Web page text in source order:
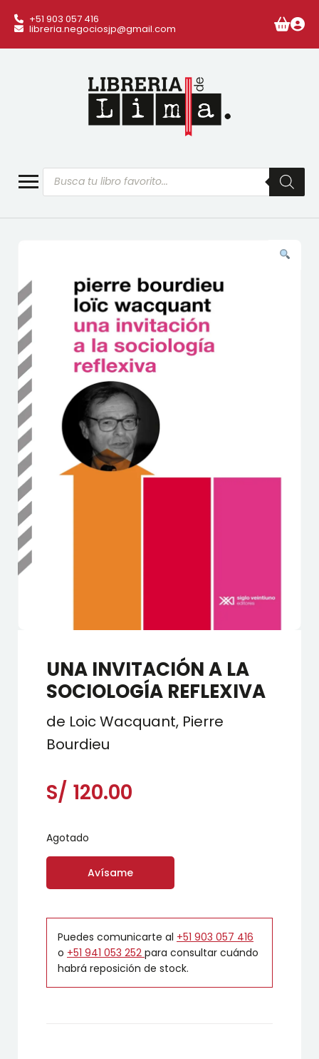
+51 903 057 416
libreria.negociosjp@gmail.com
Búsqueda
de
productos
UNA INVITACIÓN A LA
SOCIOLOGÍA REFLEXIVA
de Loic Wacquant, Pierre
Bourdieu
S/ 120.00
Agotado
Avísame
Puedes comunicarte al +51 903 057 416
o +51 941 053 252 para consultar cuándo
habrá reposición de stock.